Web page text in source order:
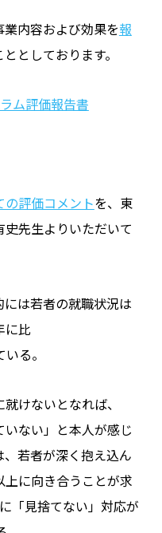
内容および効果を報
としております。
ム評価報告書
評価コメントを、東
先生よりいただいて
は若者の就職状況は
に比
る。
けないとなれば、
いない」と本人が感じ
若者が深く抱え込ん
に向き合うことが求
「見捨てない」対応が